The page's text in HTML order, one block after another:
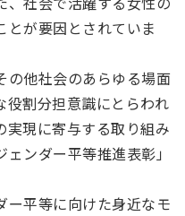
とが要因とされていま
の他社会のあらゆる場面
役割分担意識にとらわれ
実現に寄与する取り組み
ンダー平等推進表彰」
ー平等に向けた身近なモ